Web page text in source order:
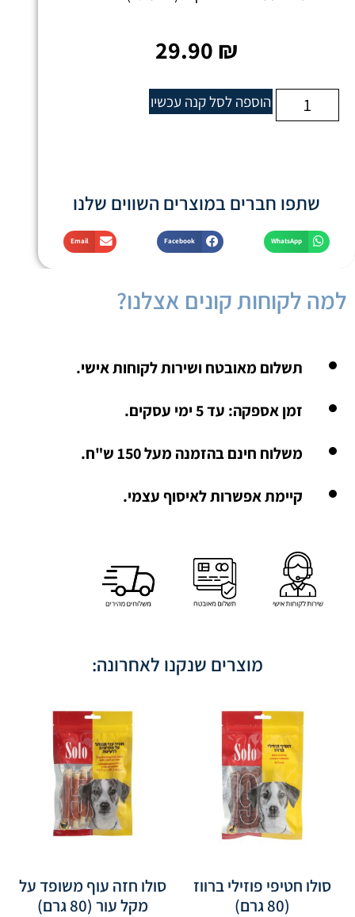
29.90 ₪
הוספה לסלקנה עכשיו
שתפו חברים במוצרים השווים שלנו
WhatsApp
Facebook
Email
למה לקוחות קונים אצלנו?
תשלום מאובטח ושירות לקוחות אישי.
זמן אספקה: עד 5 ימי עסקים.
משלוח חינם בהזמנה מעל 150 ש"ח.
קיימת אפשרות לאיסוף עצמי.
מוצרים שנקנו לאחרונה:
סולו חטיפי פוזילי ברווז
(80 גרם)
סולו חזה עוף משופד על
מקל עור (80 גרם)